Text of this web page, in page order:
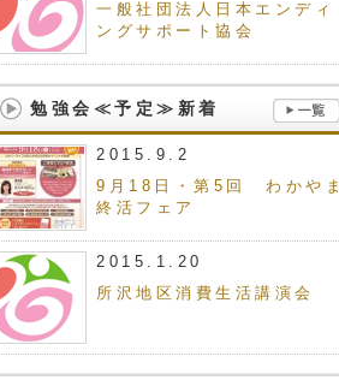
一般社団法人日本エンディ
ングサポート協会
勉強会≪予定≫新着
2015.9.2
9月18日・第5回 わかやま
終活フェア
2015.1.20
所沢地区消費生活講演会